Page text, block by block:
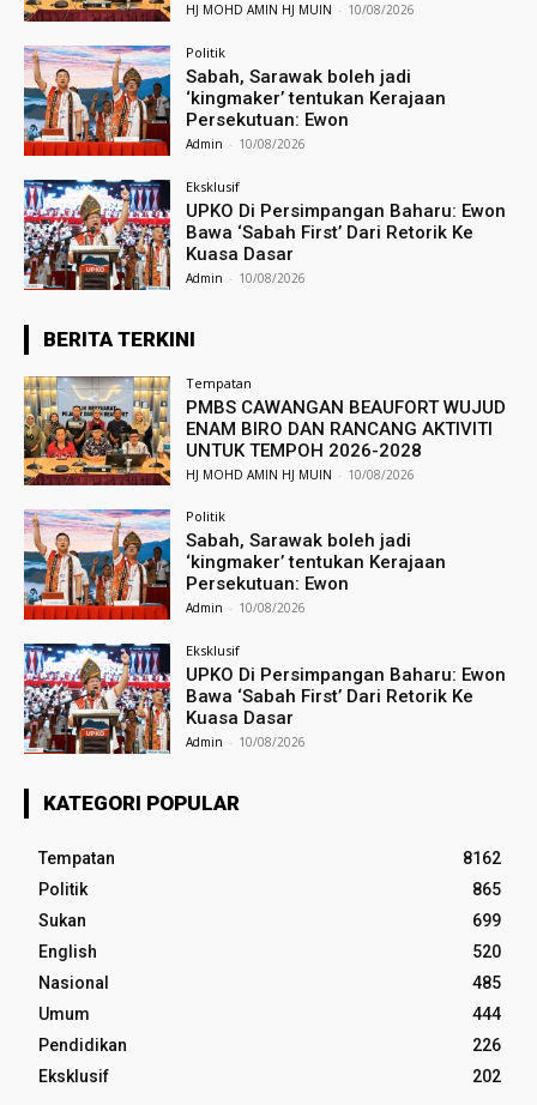
HJ MOHD AMIN HJ MUIN - 10/08/2026
Politik
Sabah, Sarawak boleh jadi
‘kingmaker’ tentukan Kerajaan
Persekutuan: Ewon
Admin - 10/08/2026
Eksklusif
UPKO Di Persimpangan Baharu: Ewon
Bawa ‘Sabah First’ Dari Retorik Ke
Kuasa Dasar
Admin - 10/08/2026
BERITA TERKINI
Tempatan
PMBS CAWANGAN BEAUFORT WUJUD
ENAM BIRO DAN RANCANG AKTIVITI
UNTUK TEMPOH 2026-2028
HJ MOHD AMIN HJ MUIN - 10/08/2026
Politik
Sabah, Sarawak boleh jadi
‘kingmaker’ tentukan Kerajaan
Persekutuan: Ewon
Admin - 10/08/2026
Eksklusif
UPKO Di Persimpangan Baharu: Ewon
Bawa ‘Sabah First’ Dari Retorik Ke
Kuasa Dasar
Admin - 10/08/2026
KATEGORI POPULAR
Tempatan
8162
Politik
865
Sukan
699
English
520
Nasional
485
Umum
444
Pendidikan
226
Eksklusif
202